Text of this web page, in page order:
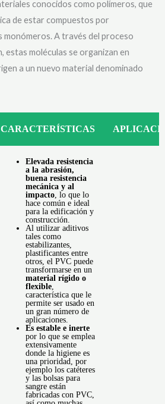
conocidos como polímeros, que
de estar compuestos por
monómeros. A través del proceso
estas moléculas se organizan en
a un nuevo material denominado
CARACTERÍSTICAS
Elevada resistencia
a la abrasión,
buena resistencia
mecánica y al
impacto, lo que lo
hace común e ideal
para la edificación y
construcción.
Al utilizar aditivos
tales como
estabilizantes,
plastificantes entre
otros, el PVC puede
transformarse en un
material rígido o
flexible,
característica que le
permite ser usado en
un gran número de
aplicaciones.
Es estable e inerte
por lo que se emplea
extensivamente
donde la higiene es
una prioridad, por
ejemplo los catéteres
y las bolsas para
sangre están
fabricadas con PVC,